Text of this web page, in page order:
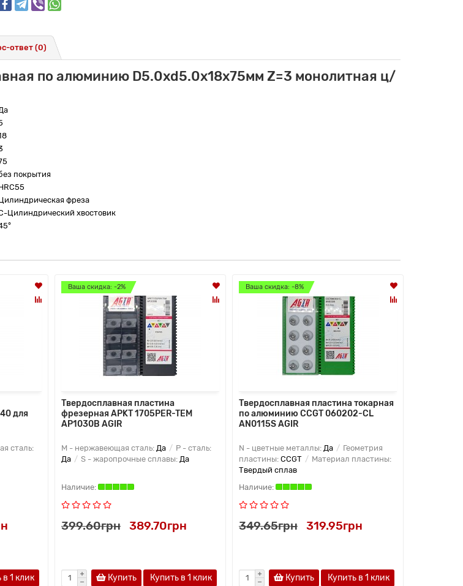
ответ (0)
по алюминию D5.0xd5.0х18х75мм Z=3 монолитная ц/
покрытия
фреза
Цилиндрический хвостовик
для
сталь:
в 1 клик
Ваша скидка: -2%
Твердосплавная пластина
фрезерная APKT 1705PER-TEM
AP1030B AGIR
M - нержавеющая сталь: Да
P - сталь:
Да
S - жаропрочные сплавы: Да
399.60грн 389.70грн
Купить Купить в 1 клик
Ваша скидка: -8%
Твердосплавная пластина токарная
по алюминию CCGT 060202-CL
AN0115S AGIR
N - цветные металлы: Да
Геометрия
пластины: CCGT
Материал пластины:
Твердый сплав
349.65грн 319.95грн
Купить Купить в 1 клик